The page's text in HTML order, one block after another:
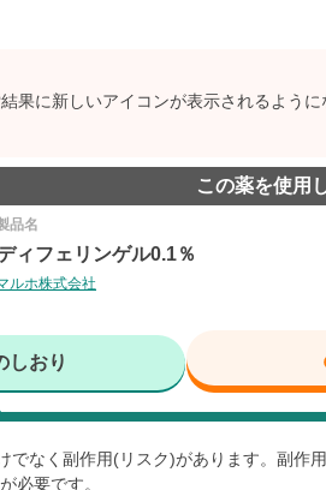
果に新しいアイコンが表示されるように
この薬を使用
品名
ィフェリンゲル0.1％
ルホ株式会社
しおり
でなく副作用(リスク)があります。副作
必要です。